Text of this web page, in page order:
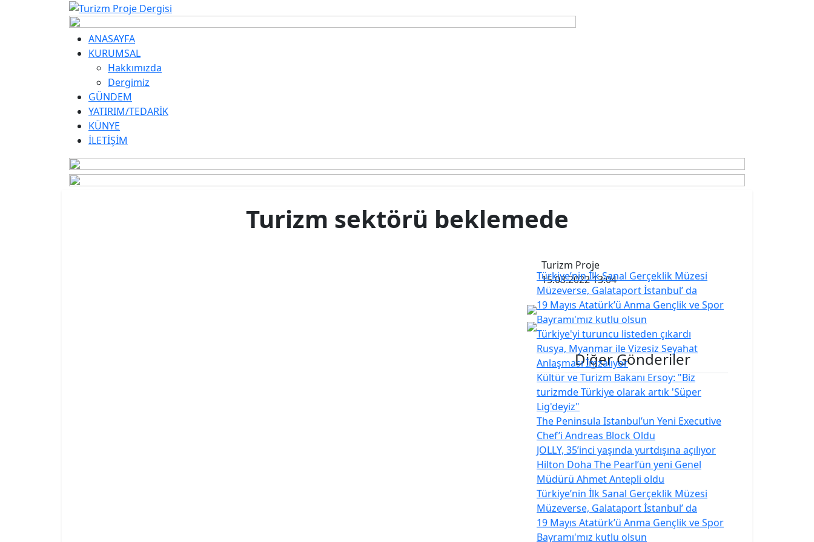
ANASAYFA
KURUMSAL
Hakkımızda
Dergimiz
GÜNDEM
YATIRIM/TEDARİK
KÜNYE
İLETİŞİM
Turizm sektörü beklemede
Turizm Proje
15.03.2022 13:04
Diğer Gönderiler
Türkiye’nin İlk Sanal Gerçeklik Müzesi
Müzeverse, Galataport İstanbul’ da
19 Mayıs Atatürk’ü Anma Gençlik ve Spor
Bayramı'mız kutlu olsun
Türkiye'yi turuncu listeden çıkardı
Rusya, Myanmar ile Vizesiz Seyahat
Anlaşması İmzalıyor
Kültür ve Turizm Bakanı Ersoy: "Biz
turizmde Türkiye olarak artık 'Süper
Lig'deyiz"
The Peninsula Istanbul’un Yeni Executive
Chef’i Andreas Block Oldu
JOLLY, 35’inci yaşında yurtdışına açılıyor
Hilton Doha The Pearl’ün yeni Genel
Müdürü Ahmet Antepli oldu
Türkiye’nin İlk Sanal Gerçeklik Müzesi
Müzeverse, Galataport İstanbul’ da
19 Mayıs Atatürk’ü Anma Gençlik ve Spor
Bayramı'mız kutlu olsun